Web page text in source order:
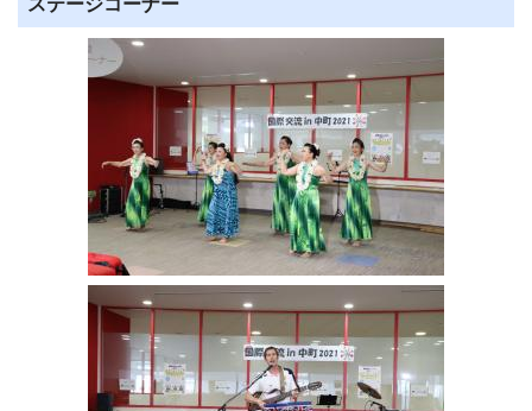
ステージコーナー